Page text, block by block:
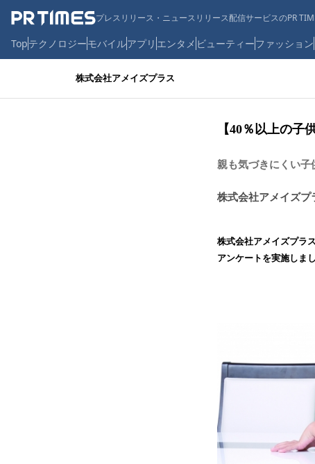
プレスリリース・ニュースリリース配信サービスのPR
Topテクノロジーモバイルアプリ エンタメ ビューティーファッション
株式会社アメイズプラス
【40％以上の
親も気づきにくい子
株式会社アメイズプ
株式会社アメイズプラ
アンケートを実施しま